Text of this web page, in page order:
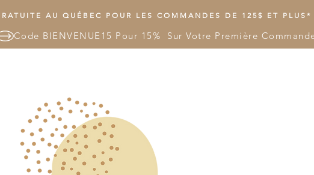
AU QUÉBEC POUR LES COMMANDES DE 125$ ET PLUS*